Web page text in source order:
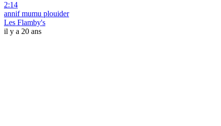
2:14
annif mumu plouider
Les Flamby's
il y a 20 ans